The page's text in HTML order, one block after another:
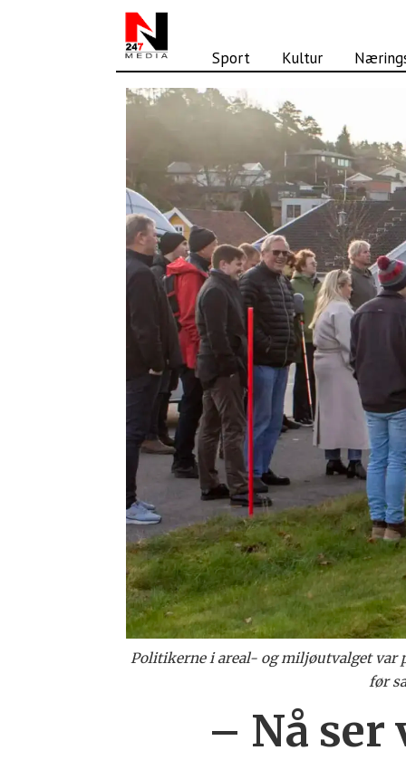
Sport Kultur
Politikerne i areal- og miljøutvalget var
før
– Nå